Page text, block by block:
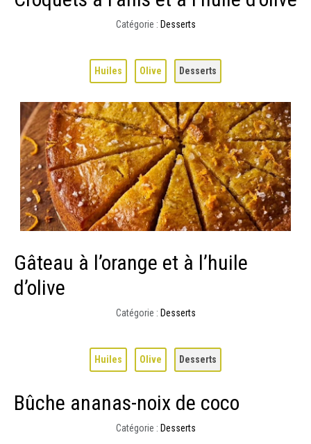
Catégorie : Desserts
Huiles Olive Desserts
Gâteau à l’orange et à l’huile
d’olive
Catégorie : Desserts
Huiles Olive Desserts
Bûche ananas-noix de coco
Catégorie : Desserts